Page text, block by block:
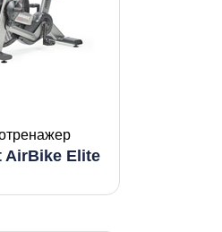
AirBike Elite